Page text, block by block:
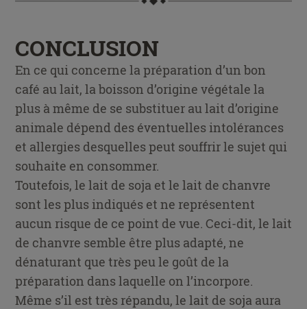
CONCLUSION
En ce qui concerne la préparation d’un bon
café au lait, la boisson d’origine végétale la
plus à même de se substituer au lait d’origine
animale dépend des éventuelles intolérances
et allergies desquelles peut souffrir le sujet qui
souhaite en consommer.
Toutefois, le lait de soja et le lait de chanvre
sont les plus indiqués et ne représentent
aucun risque de ce point de vue. Ceci-dit, le lait
de chanvre semble être plus adapté, ne
dénaturant que très peu le goût de la
préparation dans laquelle on l’incorpore.
Même s’il est très répandu, le lait de soja aura